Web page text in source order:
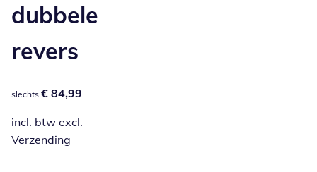
dubbele
revers
€ 84,99
slechts € 84,99
incl. btw excl.
Verzending